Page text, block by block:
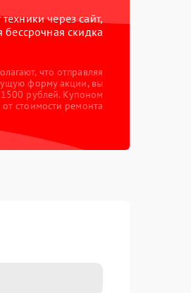
через сайт,
бессрочная скидка
что отправляя
форму акции, вы
рублей. Купоном
стоимости ремонта